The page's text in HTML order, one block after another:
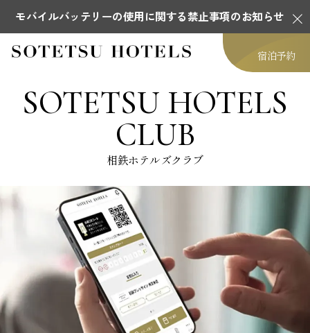
モバイルバッテリーの使用に関する禁止事項のお知らせ
宿泊予約
SOTETSU HOTELS
CLUB
相鉄ホテルズクラブ